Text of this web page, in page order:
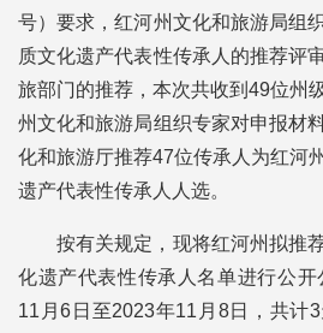
号）要求，红河州文化和旅游局组
质文化遗产代表性传承人的推荐评
旅部门的推荐，本次共收到49位州
州文化和旅游局组织专家对申报材
化和旅游厅推荐47位传承人为红河
遗产代表性传承人人选。
按有关规定，现将红河州拟推
化遗产代表性传承人名单进行公
11月6日至2023年11月8日，共计